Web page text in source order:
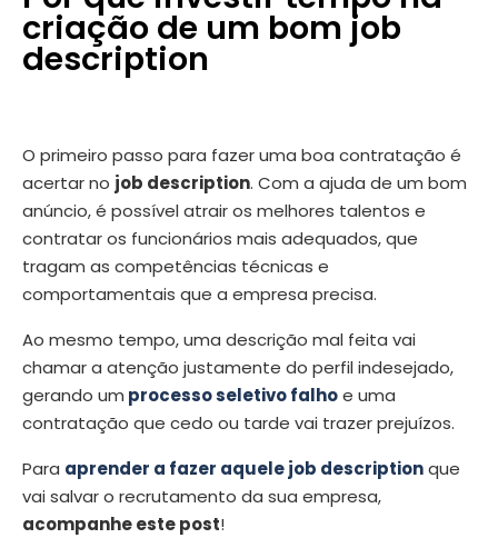
criação de um bom job
description
O primeiro passo para fazer uma boa contratação é
acertar no job description. Com a ajuda de um bom
anúncio, é possível atrair os melhores talentos e
contratar os funcionários mais adequados, que
tragam as competências técnicas e
comportamentais que a empresa precisa.
Ao mesmo tempo, uma descrição mal feita vai
chamar a atenção justamente do perfil indesejado,
gerando um processo seletivo falhoe uma
contratação que cedo ou tarde vai trazer prejuízos.
Para aprender a fazer aquele job descriptionque
vai salvar o recrutamento da sua empresa,
acompanhe este post!